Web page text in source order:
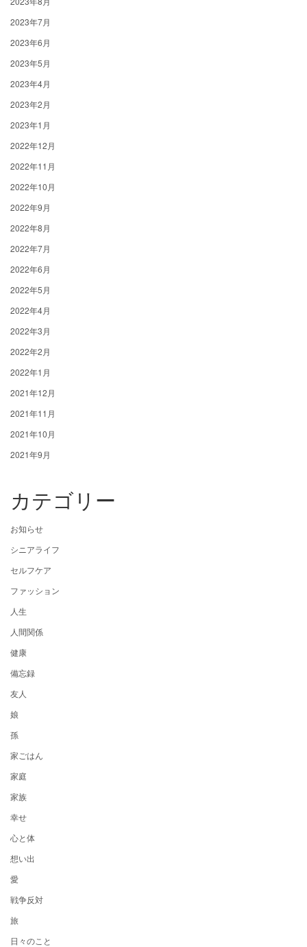
2023年7月
2023年6月
2023年5月
2023年4月
2023年2月
2023年1月
2022年12月
2022年11月
2022年10月
2022年9月
2022年8月
2022年7月
2022年6月
2022年5月
2022年4月
2022年3月
2022年2月
2022年1月
2021年12月
2021年11月
2021年10月
2021年9月
カテゴリー
お知らせ
シニアライフ
セルフケア
ファッション
人生
人間関係
健康
備忘録
友人
娘
孫
家ごはん
家庭
家族
幸せ
心と体
想い出
愛
戦争反対
旅
日々のこと